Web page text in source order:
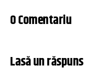
0 Comentariu
Lasă un răspuns